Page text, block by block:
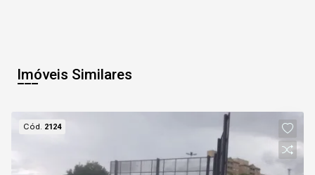
Imóveis Similares
Cód. 2124